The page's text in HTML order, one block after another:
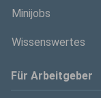
Minijobs
Wissenswertes
Für Arbeitgeber